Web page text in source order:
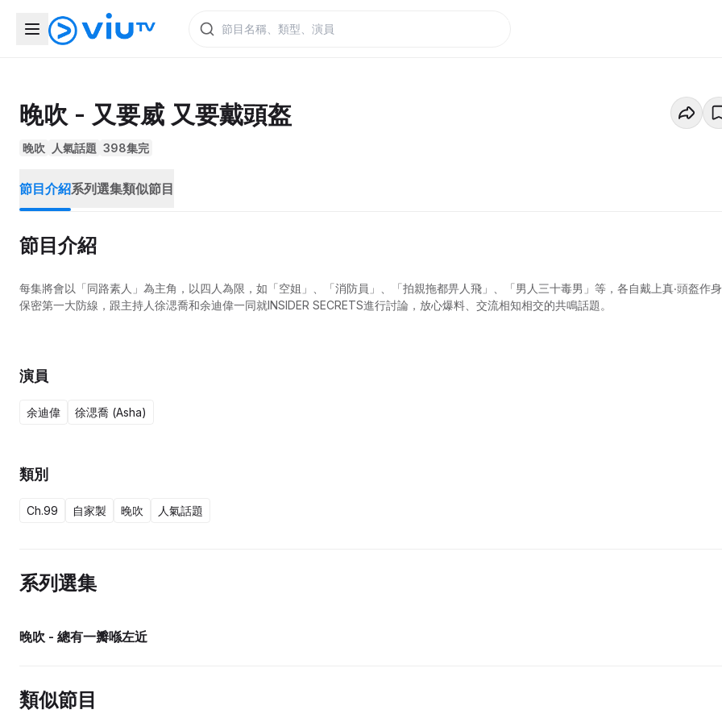
晚吹 - 又要威 又要戴頭盔
晚吹 人氣話題 398集完
節目介紹系列選集類似節目
節目介紹
每集將會以「同路素人」為主角，以四人為限，如「空姐」、「消防員」、「拍親拖都畀人飛」、「男人三十毒男」等，各自戴上真‧頭盔作
保密第一大防線，跟主持人徐㴓喬和余迪偉一同就INSIDER SECRETS進行討論，放心爆料、交流相知相交的共鳴話題。
演員
余迪偉 徐㴓喬 (Asha)
類別
Ch.99 自家製 晚吹 人氣話題
系列選集
晚吹 - 總有一瓣喺左近
類似節目